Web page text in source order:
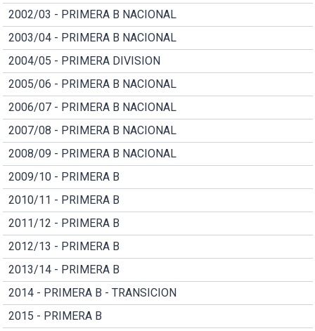
2002/03 - PRIMERA B NACIONAL
2003/04 - PRIMERA B NACIONAL
2004/05 - PRIMERA DIVISION
2005/06 - PRIMERA B NACIONAL
2006/07 - PRIMERA B NACIONAL
2007/08 - PRIMERA B NACIONAL
2008/09 - PRIMERA B NACIONAL
2009/10 - PRIMERA B
2010/11 - PRIMERA B
2011/12 - PRIMERA B
2012/13 - PRIMERA B
2013/14 - PRIMERA B
2014 - PRIMERA B - TRANSICION
2015 - PRIMERA B